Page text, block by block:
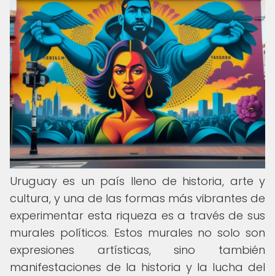
Uruguay es un país lleno de historia, arte y
cultura, y una de las formas más vibrantes de
experimentar esta riqueza es a través de sus
murales políticos. Estos murales no solo son
expresiones artísticas, sino también
manifestaciones de la historia y la lucha del